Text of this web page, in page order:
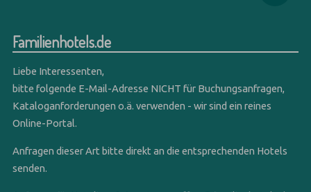
Familienhotels.de
Liebe Interessenten,
bitte folgende E-Mail-Adresse NICHT für Buchungsanfragen,
Kataloganforderungen o.ä. verwenden - wir sind ein reines
Online-Portal.
Anfragen dieser Art bitte direkt an die entsprechenden Hotels
senden.